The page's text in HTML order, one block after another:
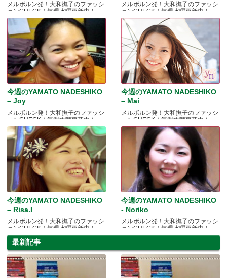
メルボルン発！大和撫子のファッシ
ョンCHECK！毎週水曜更新中！
メルボルン発！大和撫子のファッシ
ョンCHECK！毎週水曜更新中！
今週のYAMATO NADESHIKO
– Joy
メルボルン発！大和撫子のファッシ
ョンCHECK！毎週水曜更新中！
今週のYAMATO NADESHIKO
– Mai
メルボルン発！大和撫子のファッシ
ョンCHECK！毎週水曜更新中！
今週のYAMATO NADESHIKO
– Risa.I
メルボルン発！大和撫子のファッシ
ョンCHECK！毎週水曜更新中！
今週のYAMATO NADESHIKO
- Noriko
メルボルン発！大和撫子のファッシ
ョンCHECK！毎週水曜更新中！
最新記事